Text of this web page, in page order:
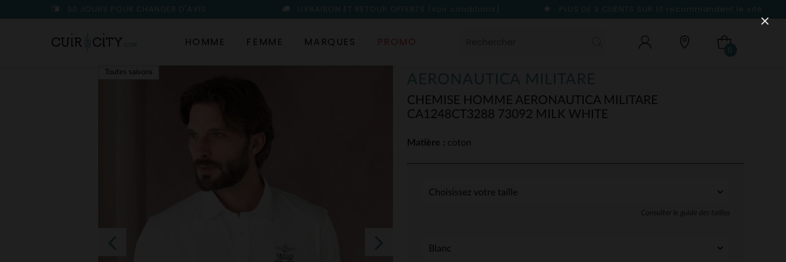
90 JOURS POUR CHANGER D'AVIS LIVRAISON ET RETOUR OFFERTS (voir conditions) PLUS DE 9 CLIENTS SUR 10 recommandent le site
HOMME FEMME MARQUES PROMO
0
AERONAUTICA MILITARE
CHEMISE HOMME AERONAUTICA MILITARE
CA1248CT3288 73092 MILK WHITE
Toutes saisons
Matière : coton
Consulter le guide des tailles